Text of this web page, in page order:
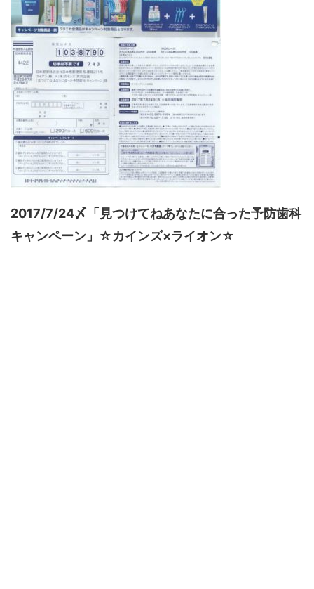
2017/7/24〆「見つけてねあなたに合った予防歯科
キャンペーン」☆カインズ×ライオン☆